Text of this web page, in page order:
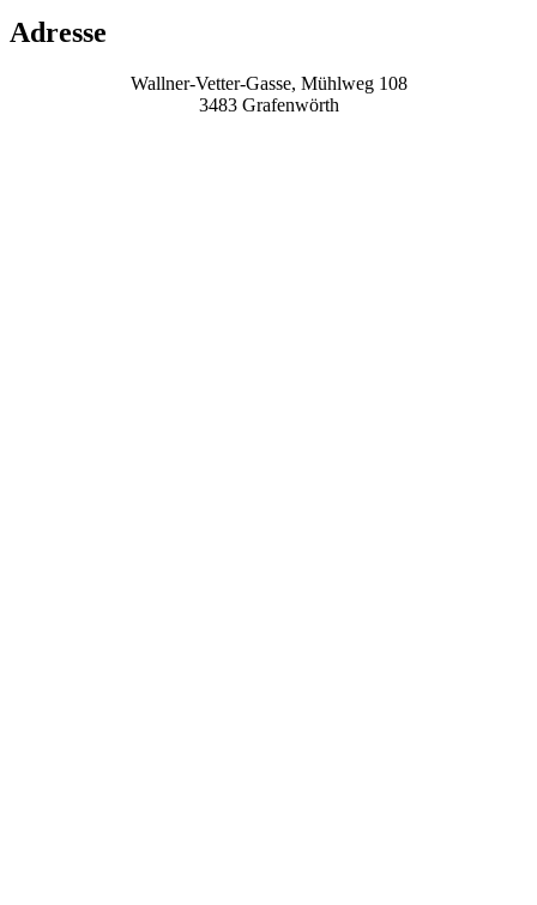
Adresse
Wallner-Vetter-Gasse, Mühlweg 108
3483 Grafenwörth